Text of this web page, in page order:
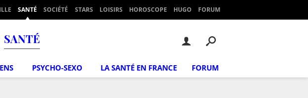
SANTÉ SOCIÉTÉ STARS LOISIRS HOROSCOPE HUGO FORUM
SANTÉ
PSYCHO-SEXO LA SANTÉ EN FRANCE FORUM